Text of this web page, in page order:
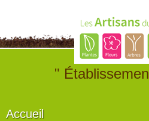
"
Accueil